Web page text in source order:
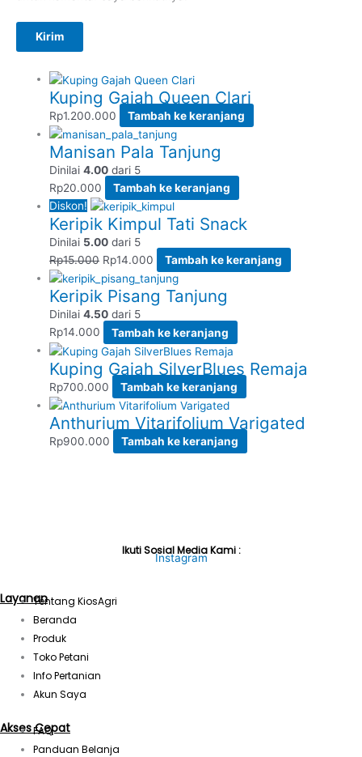
Kuping Gajah Queen Clari
Rp1.200.000 Tambah ke keranjang
Manisan Pala Tanjung
Dinilai4.00 dari 5
Rp20.000
Tambah ke keranjang
Diskon!
Keripik Kimpul Tati Snack
Dinilai 5.00 dari 5
Rp15.000 Rp14.000 Tambah ke keranjang
Keripik Pisang Tanjung
Dinilai4.50 dari 5
Rp14.000 Tambah ke keranjang
Kuping Gajah SilverBlues Remaja
Rp700.000 Tambah ke keranjang
Anthurium Vitarifolium Varigated
Rp900.000 Tambah ke keranjang
Ikuti Sosial Media Kami :
Instagram
LayananTentang KiosAgri
Beranda
Produk
Toko Petani
Info Pertanian
Akun Saya
Akses Cepat
FAQ
Panduan Belanja